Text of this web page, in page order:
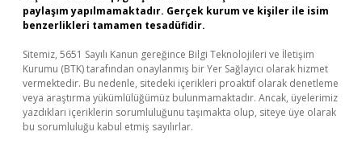
paylaşım yapılmamaktadır. Gerçek kurum ve kişiler ile isim
benzerlikleri tamamen tesadüfidir.
Sitemiz, 5651 Sayılı Kanun gereğince Bilgi Teknolojileri ve İletişim
Kurumu (BTK) tarafından onaylanmış bir Yer Sağlayıcı olarak hizmet
vermektedir. Bu nedenle, sitedeki içerikleri proaktif olarak denetleme
veya araştırma yükümlülüğümüz bulunmamaktadır. Ancak, üyelerimiz
yazdıkları içeriklerin sorumluluğunu taşımakta olup, siteye üye olarak
bu sorumluluğu kabul etmiş sayılırlar.